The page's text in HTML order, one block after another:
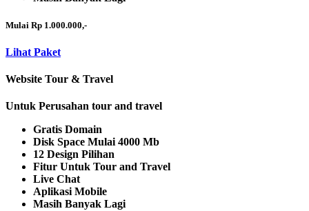
Mulai Rp 1.000.000,-
Lihat Paket
Website Tour & Travel
Untuk Perusahan tour and travel
Gratis Domain
Disk Space Mulai 4000 Mb
12 Design Pilihan
Fitur Untuk Tour and Travel
Live Chat
Aplikasi Mobile
Masih Banyak Lagi